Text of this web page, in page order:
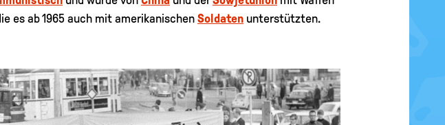
es ab 1965 auch mit amerikanischenSoldaten unterstützten.